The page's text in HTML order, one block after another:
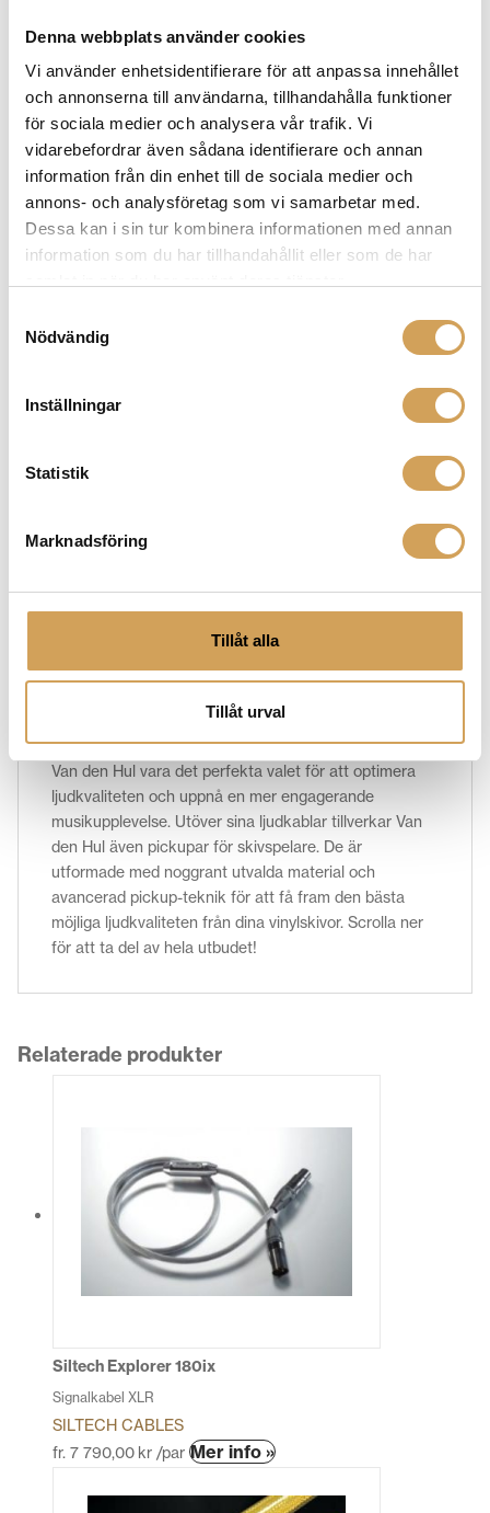
Denna webbplats använder cookies
Vi använder enhetsidentifierare för att anpassa innehållet
och annonserna till användarna, tillhandahålla funktioner
för sociala medier och analysera vår trafik. Vi
vidarebefordrar även sådana identifierare och annan
information från din enhet till de sociala medier och
annons- och analysföretag som vi samarbetar med.
Dessa kan i sin tur kombinera informationen med annan
information som du har tillhandahållit eller som de har
Nödvändig
Inställningar
Statistik
Marknadsföring
Tillåt alla
Tillåt urval
Ytterligare information
Vikt 2,0 kg
Utförande –,RCA-RCA,XLR-XLR
Längd 0,8 Meter, 1,8 Meter,1,2 Meter
VAN DEN HUL
pickups är Van den Hul rätt varumärke för dig. Med
deras hängivenhet till ljudkvalitet, innovativ teknik och
som tar din ljudupplevelse till en helt ny nivå. Hos oss
ljudkablar och tillbehör som är utformade för att
Vi erbjuder ett brett utbud av kablar för olika
applikationer och anslutningar, inklusive högtalarkablar,
om du bygger upp ett komplett ljudsystem eller
uppgraderar en enskild komponent, kan kablar från
Van den Hul vara det perfekta valet för att optimera
ljudkvaliteten och uppnå en mer engagerande
musikupplevelse. Utöver sina ljudkablar tillverkar Van
den Hul även pickupar för skivspelare. De är
utformade med noggrant utvalda material och
avancerad pickup-teknik för att få fram den bästa
möjliga ljudkvaliteten från dina vinylskivor. Scrolla ner
för att ta del av hela utbudet!
Relaterade produkter
Siltech Explorer 180ix
Signalkabel XLR
SILTECH CABLES
fr. 7 790,00 kr /par Mer info »Den
produkten